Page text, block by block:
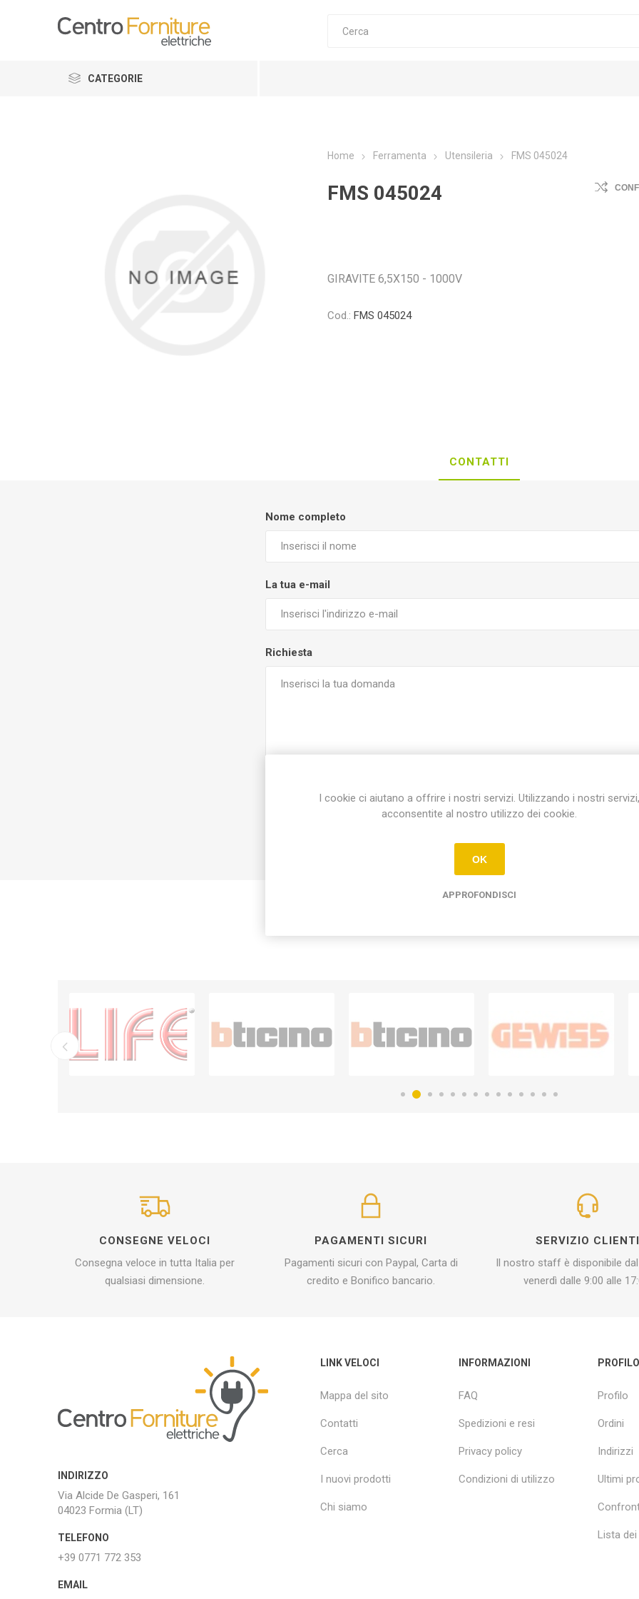
CATEGORIE
Home Ferramenta Utensileria FMS 045024
FMS 045024
GIRAVITE 6,5X150 - 1000V
Cod.: FMS 045024
CONTATTI
Nome completo
La tua e-mail
Richiesta
INVIA
CONSEGNE VELOCI
Consegna veloce in tutta Italia per
qualsiasi dimensione.
PAGAMENTI SICURI
Pagamenti sicuri con Paypal, Carta di
credito e Bonifico bancario.
SERVIZIO CLIENTI
Il nostro staff è disponibile
venerdì dalle 9:00 alle
INDIRIZZO
Via Alcide De Gasperi, 161
04023 Formia (LT)
TELEFONO
+39 0771 772 353
EMAIL
LINK VELOCI
Mappa del sito
Contatti
Cerca
I nuovi prodotti
Chi siamo
INFORMAZIONI
FAQ
Spedizioni e resi
Privacy policy
Condizioni di utilizzo
PROFILO
Profilo
Ordini
Indirizzi
Ultimi
Lista
I cookie ci aiutano a offrire i nostri servizi. Utilizzando i nostri servizi,
acconsentite al nostro utilizzo dei cookie.
OK
APPROFONDISCI